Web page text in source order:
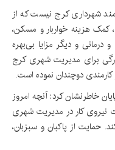
شهرداری کرج نیست که از
کمک هزینه خواربار و مسکن،
و دیگر مزایا بی‌بهره
برای مدیریت شهری کرج
کارمندی دوچندان نموده است.
خاطرنشان کرد: آنچه امروز
نیروی کار در مدیریت شهری
حمایت از پاکبان و سبزبان،